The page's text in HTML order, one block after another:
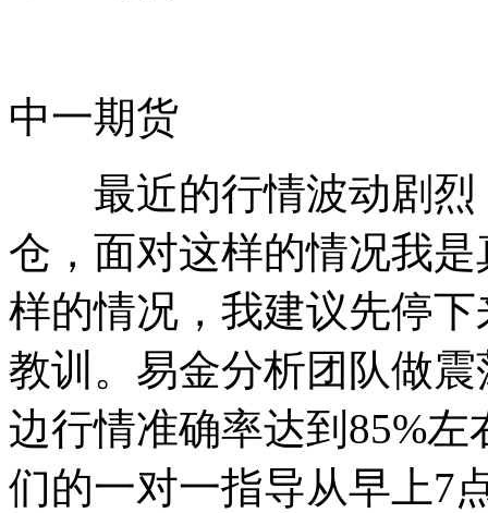
中一期货
最近的行情波动剧烈
仓，面对这样的情况我
样的情况，我建议先停
教训。易金分析团队做
边行情准确率达到85%
们的一对一指导从早上7